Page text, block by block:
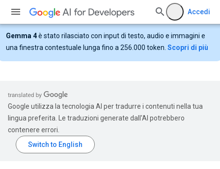
Accedi
Gemma 4è stato rilasciato con input di testo, audio e immagini e
una finestra contestuale lunga fino a 256.000 token. Scopri di più
Google utilizza la tecnologia AI per tradurre i contenuti nella tua
lingua preferita. Le traduzioni generate dall'AI potrebbero
contenere errori.